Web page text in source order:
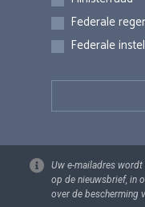
Federale
Federale
Uw e-mailadres
op de nieuwsbrief, in
over de bescherming